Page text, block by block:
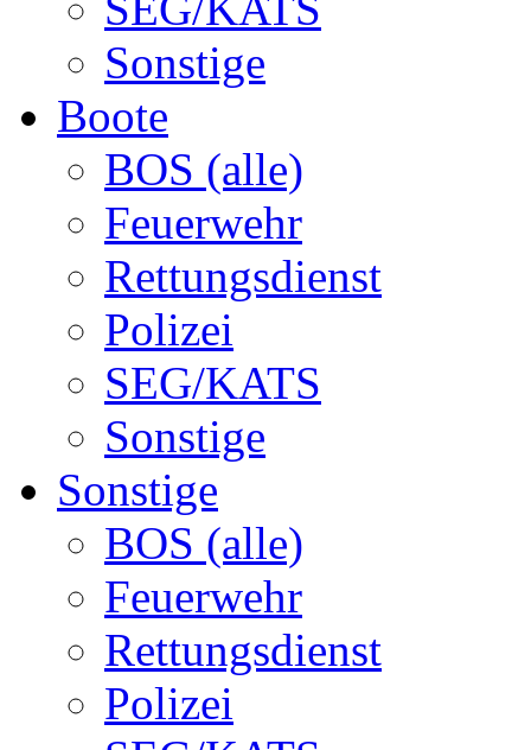
Sonstige
Boote
BOS (alle)
Feuerwehr
Rettungsdienst
Polizei
SEG/KATS
Sonstige
Sonstige
BOS (alle)
Feuerwehr
Rettungsdienst
Polizei